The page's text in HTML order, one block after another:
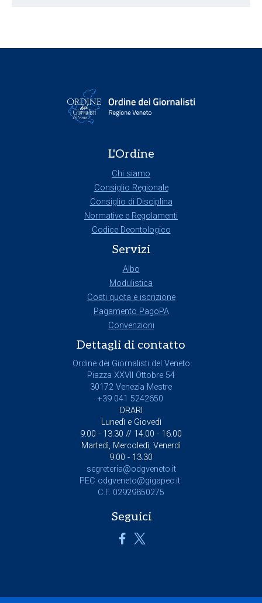
L'Ordine
Chi siamo
Consiglio Regionale
Consiglio di Disciplina
Normative e Regolamenti
Codice Deontologico
Servizi
Albo
Modulistica
Costi quota e iscrizione
Pagamento PagoPA
Convenzioni
Dettagli di contatto
Ordine dei Giornalisti del Veneto
Piazza XXVII Ottobre 54
30172 Venezia Mestre
+39 041 5242650
ORARI
Lunedì e Giovedì
9.00 - 13.30 // 14.00 - 16.00
Martedì, Mercoledì, Venerdì
9.00 - 13.30
segreteria@odgveneto.it
PEC odgveneto@gigapec.it
C.F. 02929850275
Seguici